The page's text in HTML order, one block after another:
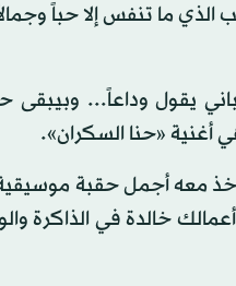
ما تنفس إلا حباً
يقول وداعاً... وبيبقى
أغنية «حنا السكران».
معه أجمل حقبة
خالدة في الذاكرة